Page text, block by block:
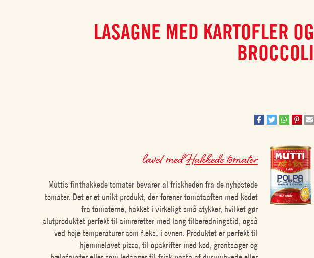
LASAGNE MED KARTOFLER OG
BROCCOLI
lavet medHakkede tomater
Muttis finthakkede tomater bevarer al friskheden fra de nyhøstede
tomater. Det er et unikt produkt, der forener tomatsaften med kødet
fra tomaterne, hakket i virkeligt små stykker, hvilket gør
slutproduktet perfekt til simreretter med lang tilberedningstid, også
ved høje temperaturer som f.eks. i ovnen. Produktet er perfekt til
hjemmelavet pizza, til opskrifter med kød, grøntsager og